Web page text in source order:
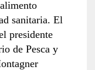
sanitaria. El
presidente
de Pesca y